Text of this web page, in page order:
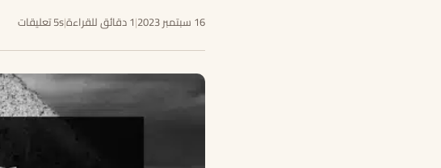
16 سبتمبر 2023 |1 دقائق للقراءة |5s تعليقات